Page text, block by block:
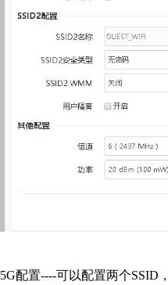
5G配置----可以配置两个SSID